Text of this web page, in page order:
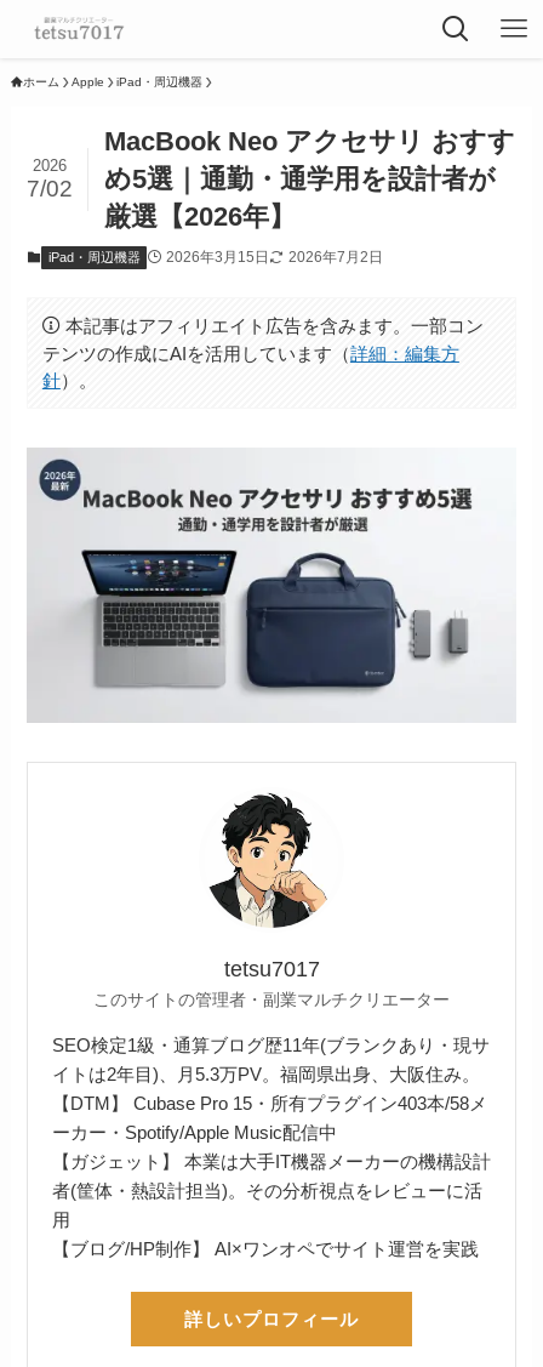
ホーム Apple iPad・周辺機器
MacBook Neo アクセサリ おすす
め5選｜通勤・通学用を設計者が
厳選【2026年】
2026
7/02
iPad・周辺機器 2026年3月15日 2026年7月2日
本記事はアフィリエイト広告を含みます。一部コン
テンツの作成にAIを活用しています（詳細：編集方
針）。
tetsu7017
このサイトの管理者・副業マルチクリエーター
SEO検定1級・通算ブログ歴11年(ブランクあり・現サ
イトは2年目)、月5.3万PV。福岡県出身、大阪住み。
【DTM】 Cubase Pro 15・所有プラグイン403本/58メ
ーカー・Spotify/Apple Music配信中
【ガジェット】 本業は大手IT機器メーカーの機構設計
者(筐体・熱設計担当)。その分析視点をレビューに活
用
【ブログ/HP制作】 AI×ワンオペでサイト運営を実践
詳しいプロフィール